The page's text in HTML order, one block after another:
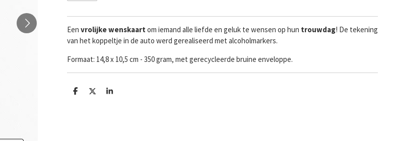
Een vrolijkewenskaart om iemand alle liefde en geluk te wensen op hun trouwdag! De tekening
van het koppeltje in de auto werd gerealiseerd met alcoholmarkers.
Formaat: 14,8 x 10,5 cm - 350 gram, met gerecycleerde bruine enveloppe.
D
D
S